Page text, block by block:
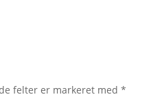
felter er markeret med*